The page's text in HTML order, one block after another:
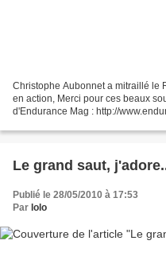
Christophe Aubonnet a mitraillé le
en action, Merci pour ces beaux
d'Endurance Mag : http://
Le grand saut,
Publié le 28/05/2010 à 17:53
Par lolo